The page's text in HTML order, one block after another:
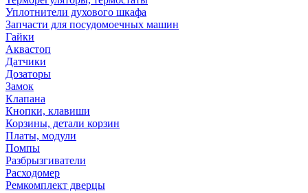
Уплотнители духового шкафа
Запчасти для посудомоечных машин
Гайки
Аквастоп
Датчики
Дозаторы
Замок
Клапана
Кнопки, клавиши
Корзины, детали корзин
Платы, модули
Помпы
Разбрызгиватели
Расходомер
Ремкомплект дверцы